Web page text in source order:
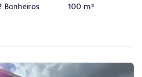
Banheiros 100 m²